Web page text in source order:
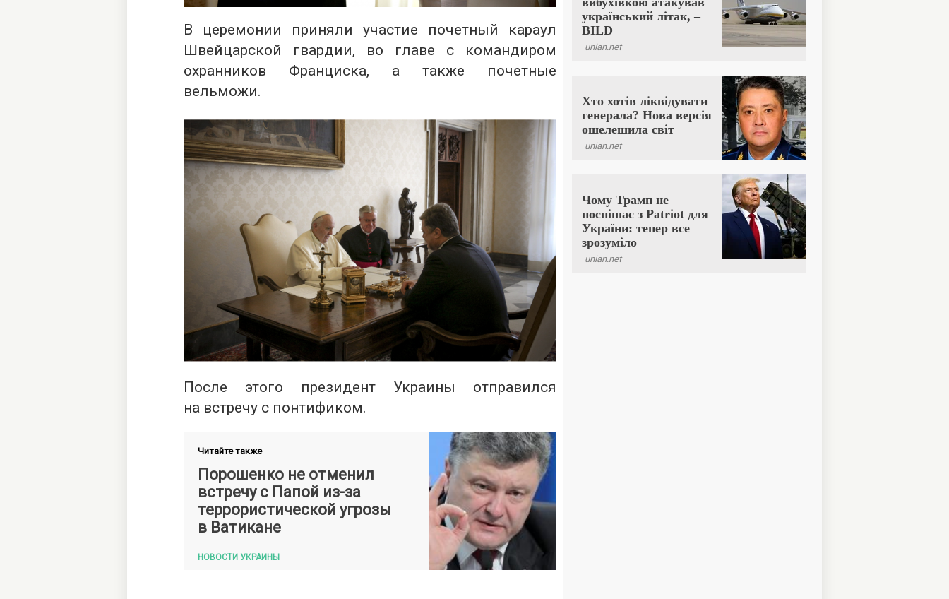
В церемонии приняли участие почетный караул
Швейцарской гвардии, во главе с командиром
охранников Франциска, а также почетные
вельможи.
После этого президент Украины отправился
на встречу с понтификом.
Читайте также
Порошенко не отменил
встречу с Папой из-за
террористической угрозы
в Ватикане
НОВОСТИ УКРАИНЫ